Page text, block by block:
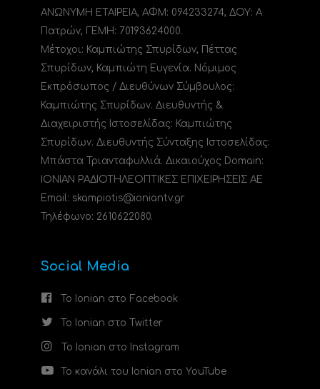
ΑΝΩΝΥΜΗ ΕΤΑΙΡΕΙΑ, ΑΦΜ: 094233274, ΔΟΥ: A
Πατρών, ΓΕΜΗ: 70193624000.
Μέτοχοι: Καμπιώτης Σπυρίδων, Πέττας
Σπυρίδων, Καμπιώτη Ευγενία. Νόμιμος
Εκπρόσωπος / Διευθύνων Σύμβουλος:
Καμπιώτης Σπυρίδων. Διευθυντής &
Διαχειριστής Ιστοσελίδας: Καμπιώτης
Σπυρίδων. Διευθυντής Σύνταξης Ιστοσελίδας:
Μπάστα Τριανταφυλλιά. Δικαιούχος Domain:
ΙΟΝΙΑΝ ΡΑΔΙΟΤΗΛΕΟΠΤΙΚΕΣ ΕΠΙΧΕΙΡΗΣΕΙΣ ΑΕ
Email: skampiotis@ioniantv.gr
Τηλέφωνο: 2610622080.
Social Media
Το Ionian στο Facebook
Το Ionian στο Twitter
Το Ionian στο Instagram
Το κανάλι του Ionian στο YouTube